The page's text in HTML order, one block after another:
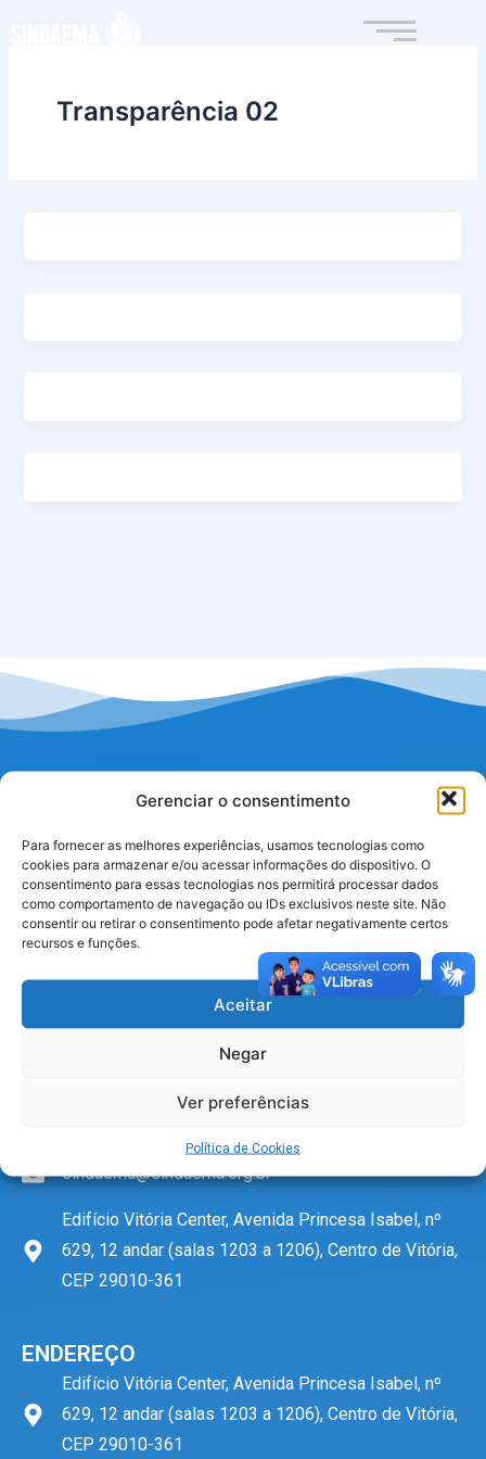
Gerenciar o consentimento
Para fornecer as melhores experiências, usamos tecnologias como
cookies para armazenar e/ou acessar informações do dispositivo. O
consentimento para essas tecnologias nos permitirá processar dados
como comportamento de navegação ou IDs exclusivos neste site. Não
consentir ou retirar o consentimento pode afetar negativamente certos
recursos e funções.
Aceitar
Negar
Ver preferências
Política de Cookies
conteúdoTransparência 02
n
a
m
a
c
e
b
o
o
Y
o
u
t
u
W
h
a
s
sindaema@sindaema.org.br
Edifício Vitória Center, Avenida Princesa Isabel, nº
629, 12 andar (salas 1203 a 1206), Centro de Vitória,
CEP 29010-361
ENDEREÇO
Edifício Vitória Center, Avenida Princesa Isabel, nº
629, 12 andar (salas 1203 a 1206), Centro de Vitória,
CEP 29010-361